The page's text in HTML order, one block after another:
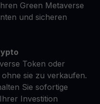
Green Metaverse
und sicheren
Token oder
sie zu verkaufen.
Sie sofortige
Investition